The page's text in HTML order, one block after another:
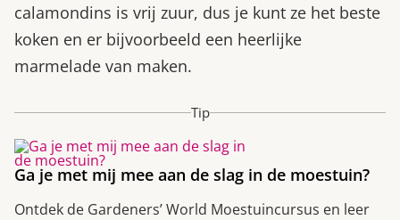
calamondins is vrij zuur, dus je kunt ze het beste
koken en er bijvoorbeeld een heerlijke
marmelade van maken.
Tip
Ga je met mij mee aan de slag in de moestuin?
Ontdek de Gardeners’ World Moestuincursus en leer